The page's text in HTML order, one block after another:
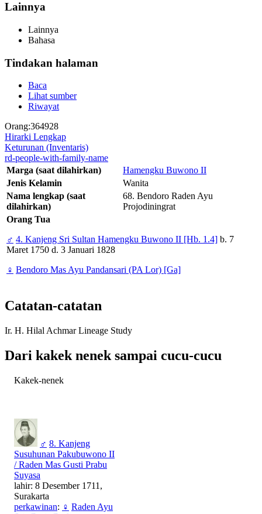
Lainnya
Lainnya
Bahasa
Tindakan halaman
Baca
Lihat sumber
Riwayat
Orang:364928
Hirarki Lengkap
Keturunan (Inventaris)
rd-people-with-family-name
Marga (saat dilahirkan)
Hamengku Buwono II
Jenis Kelamin
Wanita
Nama lengkap (saat
dilahirkan)
68. Bendoro Raden Ayu
Projodiningrat
Orang Tua
♂ 4. Kanjeng Sri Sultan Hamengku Buwono II [Hb. 1.4] b. 7
Maret 1750 d. 3 Januari 1828
♀ Bendoro Mas Ayu Pandansari (PA Lor) [Ga]
Catatan-catatan
Ir. H. Hilal Achmar Lineage Study
Dari kakek nenek sampai cucu-cucu
Kakek-nenek
♂ 8. Kanjeng
Susuhunan Pakubuwono II
/ Raden Mas Gusti Prabu
Suyasa
lahir: 8 Desember 1711,
Surakarta
perkawinan: ♀ Raden Ayu